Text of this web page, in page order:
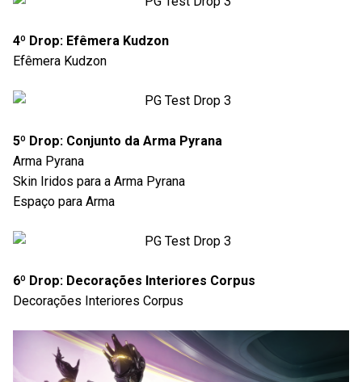
4º Drop: Efêmera Kudzon
Efêmera Kudzon
5º Drop: Conjunto da Arma Pyrana
Arma Pyrana
Skin Iridos para a Arma Pyrana
Espaço para Arma
6º Drop: Decorações Interiores Corpus
Decorações Interiores Corpus